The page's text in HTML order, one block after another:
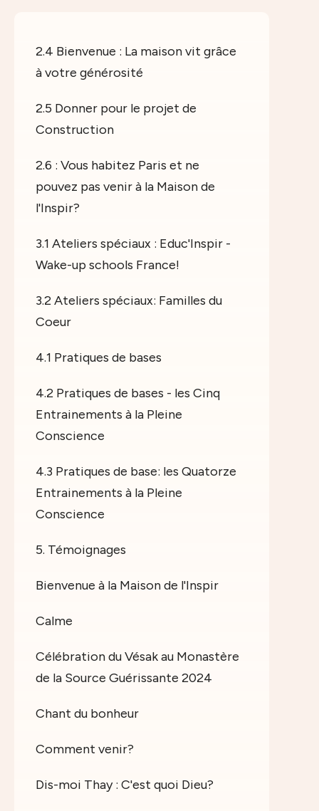
2.4 Bienvenue : La maison vit grâce
à votre générosité
2.5 Donner pour le projet de
Construction
2.6 : Vous habitez Paris et ne
pouvez pas venir à la Maison de
l'Inspir?
3.1 Ateliers spéciaux : Educ'Inspir -
Wake-up schools France!
3.2 Ateliers spéciaux: Familles du
Coeur
4.1 Pratiques de bases
4.2 Pratiques de bases - les Cinq
Entrainements à la Pleine
Conscience
4.3 Pratiques de base: les Quatorze
Entrainements à la Pleine
Conscience
5. Témoignages
Bienvenue à la Maison de l'Inspir
Calme
Célébration du Vésak au Monastère
de la Source Guérissante 2024
Chant du bonheur
Comment venir?
Dis-moi Thay : C'est quoi Dieu?